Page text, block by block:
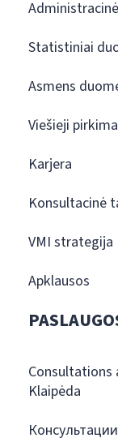
Statistiniai
Asmens
Viešieji
Karjera
Konsultacinė
VMI strategija
Apklausos
Consultations
Klaipėda